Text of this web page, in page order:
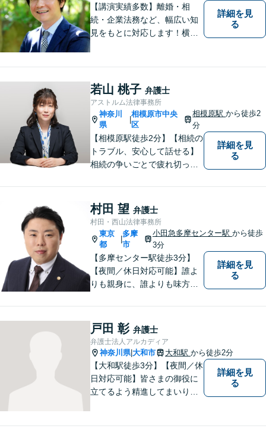
【講演実績多数】離婚・相
続・企業法務など、幅広い知
見をもとに対応します！横
り】負債総額数億円の倒産申
立ての実績あり【完全個室】
【青葉台駅1分】【複数弁護士
在籍】
詳細を見
る
若山 桃子 弁護士
アストルム法律事務所
神奈川
県
相模原市中央
区
相模原駅から徒歩2
分
【相模原駅徒歩2分】【相続の
トラブル、安心して話せる】
相続の争いごとで疲れ切って
貫対応、トラブルの解決を目
指します。遺産分割協議・遺
留分・調停・裁判にも対応。
詳細を見
る
村田 望 弁護士
村田・西山法律事務所
東京
都
多摩
市
小田急多摩センター駅 から徒歩
3分
【多摩センター駅徒歩3分】
【夜間／休日対応可能】誰よ
りも親身に、誰よりも味方で
す。企業法務／相続問題／離
婚問題／不動産問題／刑事事
件など、幅広く対応可能。迅
速かつ適切な対応を心掛けて
おります。
詳細を見
る
戸田 彰 弁護士
弁護士法人アルカディア
神奈川県|大和市 大和駅 から徒歩2分
【大和駅徒歩3分】【夜間／休
日対応可能】皆さまの御役に
立てるよう精進してまいりま
詳細を見
る